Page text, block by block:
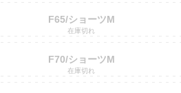
F65/ショーツM
在庫切れ
F70/ショーツM
在庫切れ